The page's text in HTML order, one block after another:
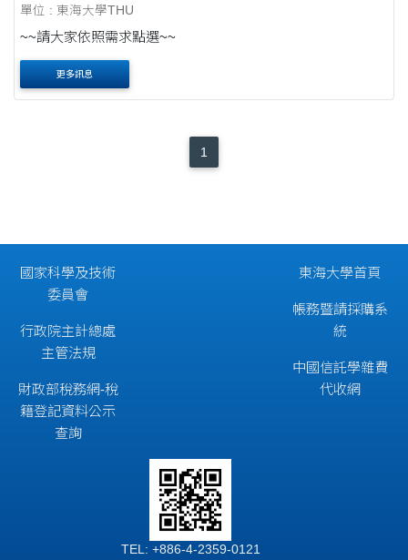
單位 : 東海大學THU
更多訊息
1
國家科學及技術
委員會
行政院主計總處
主管法規
財政部稅務網-稅
籍登記資料公示
查詢
東海大學首頁
帳務暨請採購系
統
中國信託學雜費
代收網
TEL: +886-4-2359-0121